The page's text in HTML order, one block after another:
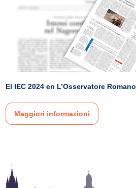
El IEC 2024 en L’Osservatore Romano
Maggiori informazioni